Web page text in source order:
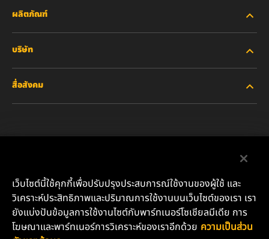
ผลิตภัณฑ์
รถยนต์ส่วนบุคคลและรถบรรทุกงานเบา
น้ำมันหล่อลื่น
บริษัท
ตำแหน่งงาน
ความเป็นส่วนตัวของข้อมูล
สื่อสังคม
YouTube
บริษัท มันน์ แอนด์ ฮุมเมิล (ประเทศไทย) จำกัด
เว็บไซต์นี้ใช้คุกกี้เพื่อปรับปรุงประสบการณ์ใช้งานของผู้ใช้ และ
วิเคราะห์ประสิทธิภาพและปริมาณการใช้งานบนเว็บไซต์ของเรา เรา
ยังแบ่งปันข้อมูลการใช้งานไซต์กับพาร์ทเนอร์โซเชียลมีเดีย การ
โฆษณาและพาร์ทเนอร์การวิเคราะห์ของเราอีกด้วย ความเป็นส่วน